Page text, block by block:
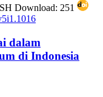
Download: 251
dalam
di Indonesia